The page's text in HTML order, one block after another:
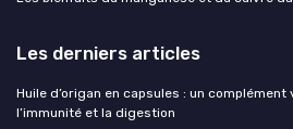
Les derniers articles
Huile d’origan en capsules : un
l’immunité et la digestion